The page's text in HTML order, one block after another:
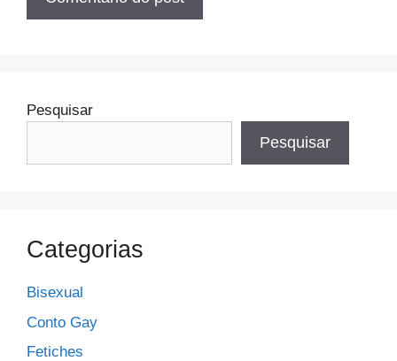
Pesquisar
Pesquisar
Categorias
Bisexual
Conto Gay
Fetiches